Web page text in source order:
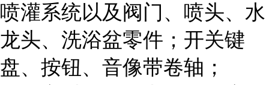
喷灌系统以及阀门、喷头、水
龙头、洗浴盆零件；开关键
盘、按钮、音像带卷轴；